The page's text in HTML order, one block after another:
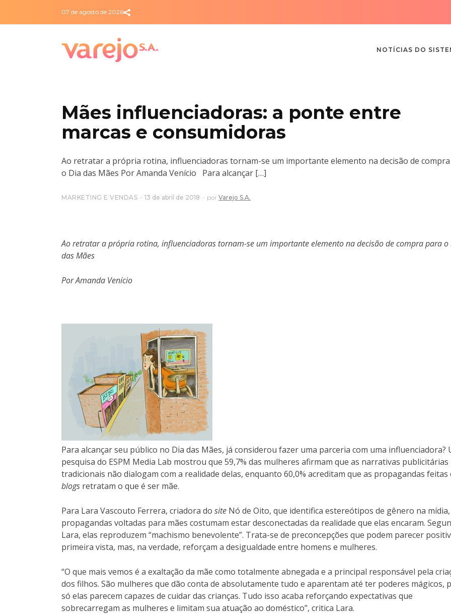
07 de agosto de 2026
NOTÍCIAS DO
Mães influenciadoras: a ponte entre
marcas e consumidoras
Ao retratar a própria rotina, influenciadoras tornam-se um importante elemento na decisão de
o Dia das Mães Por Amanda Venício Para alcançar […]
MARKETING E VENDAS 13 de abril de 2018 por Varejo S.A.
Ao retratar a própria rotina, influenciadoras tornam-se um importante elemento na decisão de compra para o
das Mães
Por Amanda Venício
Para alcançar seu público no Dia das Mães, já considerou fazer uma parceria com uma influenciadora?
pesquisa do ESPM Media Lab mostrou que 59,7% das mulheres afirmam que as narrativas publicitárias
tradicionais não dialogam com a realidade delas, enquanto 60,0% acreditam que as propagandas feitas
blogs retratam o que é ser mãe.
Para Lara Vascouto Ferrera, criadora do site Nó de Oito, que identifica estereótipos de gênero na mídia,
propagandas voltadas para mães costumam estar desconectadas da realidade que elas encaram.
Lara, elas reproduzem “machismo benevolente”. Trata-se de preconcepções que podem parecer
primeira vista, mas, na verdade, reforçam a desigualdade entre homens e mulheres.
“O que mais vemos é a exaltação da mãe como totalmente abnegada e a principal responsável pela
dos filhos. São mulheres que dão conta de absolutamente tudo e aparentam até ter poderes mágicos,
só elas parecem capazes de cuidar das crianças. Tudo isso acaba reforçando expectativas que
sobrecarregam as mulheres e limitam sua atuação ao doméstico”, critica Lara.